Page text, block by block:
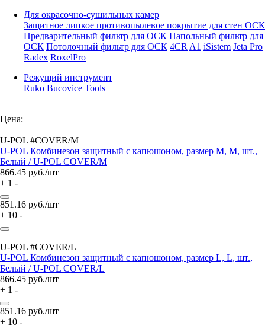
Для окрасочно-сушильных камер
Защитное липкое противопылевое покрытие для стен ОСК
Предварительный фильтр для ОСК Напольный фильтр для
ОСК Потолочный фильтр для ОСК 4CR A1 iSistem Jeta Pro
Radex RoxelPro
Режущий инструмент
Ruko Bucovice Tools
Цена:
U-POL #COVER/M
U-POL Комбинезон защитный с капюшоном, размер М, М, шт.,
Белый / U-POL COVER/M
866.45 руб./шт
+ 1 -
851.16 руб./шт
+ 10 -
U-POL #COVER/L
U-POL Комбинезон защитный с капюшоном, размер L, L, шт.,
Белый / U-POL COVER/L
866.45 руб./шт
+ 1 -
851.16 руб./шт
+ 10 -